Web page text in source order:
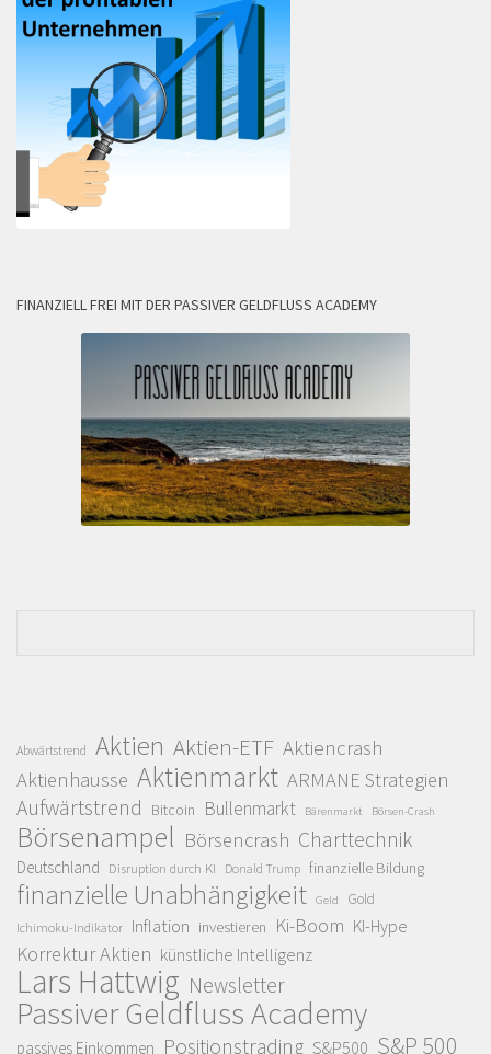
FINANZIELL FREI MIT DER PASSIVER GELDFLUSS ACADEMY
Abwärtstrend Aktien Aktien-ETF Aktiencrash
Aktienhausse Aktienmarkt ARMANE Strategien
Aufwärtstrend Bitcoin Bullenmarkt Bärenmarkt Börsen-Crash
Börsenampel Börsencrash Charttechnik
Deutschland Disruption durch KI Donald Trump finanzielle Bildung
finanzielle Unabhängigkeit Geld Gold
Ichimoku-Indikator Inflation investieren Ki-Boom KI-Hype
Korrektur Aktien künstliche Intelligenz
Lars Hattwig Newsletter
Passiver Geldfluss Academy
passives Einkommen Positionstrading S&P500 S&P 500